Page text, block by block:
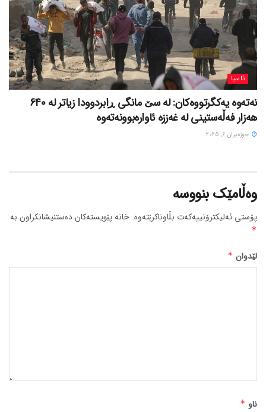
ئاسیا
نەتەوە یەکگرتووەکان: لە سێ مانگی ڕابردوودا زیاتر لە 640
هەزار فەڵەستینی لە غەززە ئاوارەبوونەتەوە
حوزه‌یران 6, 2025
وەڵامێک بنووسە
پۆستی ئەلیکترۆنییەکەت بڵاوناکرێتەوە. خانە پێویستەکان دەستنیشانکراون بە
*
لێدوان *
ناو *